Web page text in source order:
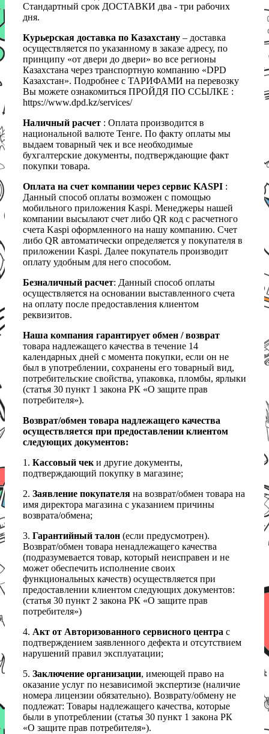
Стандартный срок ДОСТАВКИ два - три рабочих
дня.
Курьерская доставка по Казахстану – доставка
осуществляется по указанному в заказе адресу, по
принципу «от двери до двери» во все регионы
Казахстана через транспортную компанию «DPD
Казахстан». Подробнее с ТАРИФАМИ на перевозку
Вы можете ознакомиться ПРОЙДЯ ПО ССЫЛКЕ :
https://www.dpd.kz/services/
Наличный расчет : Оплата производится в
национальной валюте Тенге. По факту оплаты мы
выдаем товарный чек и все необходимые
бухгалтерские документы, подтверждающие факт
покупки товара.
Оплата на счет компании через сервис KASPI :
Данный способ оплаты возможен с помощью
мобильного приложения Kaspi. Менеджеры нашей
компании высылают счет либо QR код с расчетного
счета Kaspi оформленного на нашу компанию. Счет
либо QR автоматически определяется у покупателя в
приложении Kaspi. Далее покупатель производит
оплату удобным для него способом.
Безналичный расчет: Данный способ оплаты
осуществляется на основании выставленного счета
на оплату после предоставления клиентом
реквизитов.
Наша компания гарантирует обмен / возврат
товара надлежащего качества в течение 14
календарных дней с момента покупки, если он не
был в употреблении, сохранены его товарный вид,
потребительские свойства, упаковка, пломбы, ярлыки
(статья 30 пункт 1 закона РК «О защите прав
потребителя»).
Возврат/обмен товара надлежащего качества
осуществляется при предоставлении клиентом
следующих документов:
1. Кассовый чек и другие документы,
подтверждающий покупку в магазине;
2. Заявление покупателя на возврат/обмен товара на
имя директора магазина с указанием причины
возврата/обмена;
3. Гарантийный талон (если предусмотрен).
Возврат/обмен товара ненадлежащего качества
(подразумевается товар, который неисправен и не
может обеспечить исполнение своих
функциональных качеств) осуществляется при
предоставлении клиентом следующих документов:
(статья 30 пункт 2 закона РК «О защите прав
потребителя»)
4. Акт от Авторизованного сервисного центра с
подтверждением заявленного дефекта и отсутствием
нарушений правил эксплуатации;
5. Заключение организации, имеющей право на
оказание услуг по независимой экспертизе (наличие
номера лицензии обязательно). Возврату/обмену не
подлежат: Товары надлежащего качества, которые
были в употреблении (статья 30 пункт 1 закона РК
«О защите прав потребителя»).